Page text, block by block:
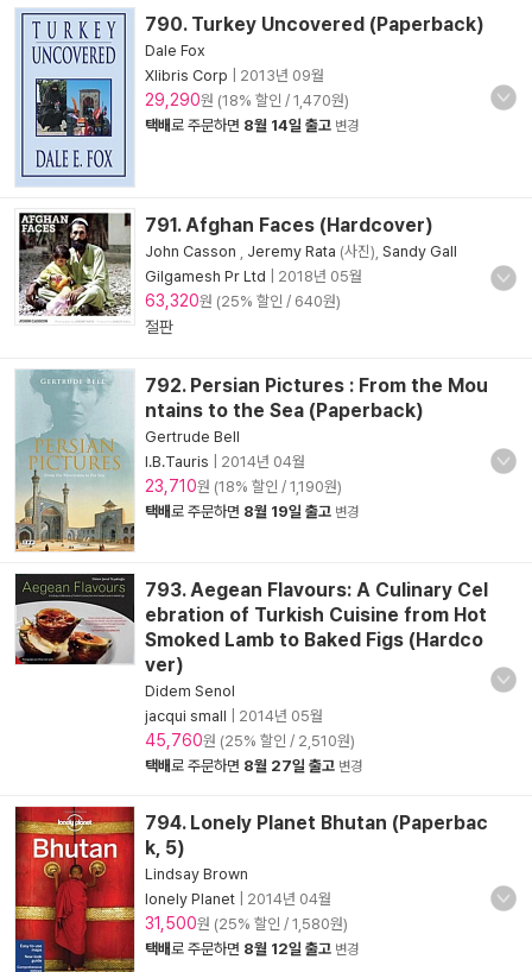
790. Turkey Uncovered (Paperback)
Dale Fox
Xlibris Corp
2013년 09월
29,290원 (18% 할인 / 1,470원)
택배로 주문하면 8월 14일 출고 변경
791. Afghan Faces (Hardcover)
John Casson Jeremy Rata (사진), Sandy Gall
Gilgamesh Pr Ltd
2018년 05월
63,320원 (25% 할인 / 640원)
절판
792. Persian Pictures : From the Mou
ntains to the Sea (Paperback)
Gertrude Bell
I.B.Tauris
2014년 04월
23,710원 (18% 할인 / 1,190원)
택배로 주문하면 8월 19일 출고 변경
793. Aegean Flavours: A Culinary Cel
ebration of Turkish Cuisine from Hot
Smoked Lamb to Baked Figs (Hardco
ver)
Didem Senol
jacqui small
2014년 05월
45,760원 (25% 할인 / 2,510원)
택배로 주문하면 8월 27일 출고 변경
794. Lonely Planet Bhutan (Paperbac
k, 5)
Lindsay Brown
lonely Planet
2014년 04월
31,500원 (25% 할인 / 1,580원)
택배로 주문하면 8월 12일 출고 변경